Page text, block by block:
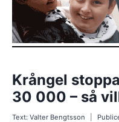
Krångel
30 000 – så
Text: Valter Bengtsson